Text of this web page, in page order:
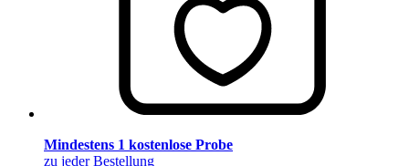
Mindestens 1 kostenlose Probe
zu jeder Bestellung